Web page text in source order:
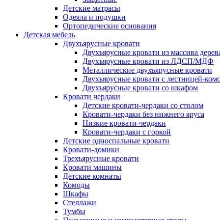
Детские матрасы
Одеяла и подушки
Ортопедические основания
Детская мебель
Двухъярусные кровати
Двухъярусные кровати из массива
Двухъярусные кровати из ЛДСП/МДФ
Металлические двухъярусные кровати
Двухъярусные кровати с лестницей-
Двухъярусные кровати со шкафом
Кровати чердаки
Детские кровати-чердаки со столом
Кровати-чердаки без нижнего яруса
Низкие кровати-чердаки
Кровати-чердаки с горкой
Детские односпальные кровати
Кровати-домики
Трехъярусные кровати
Кровати машины
Детские комнаты
Комоды
Шкафы
Стеллажи
Тумбы